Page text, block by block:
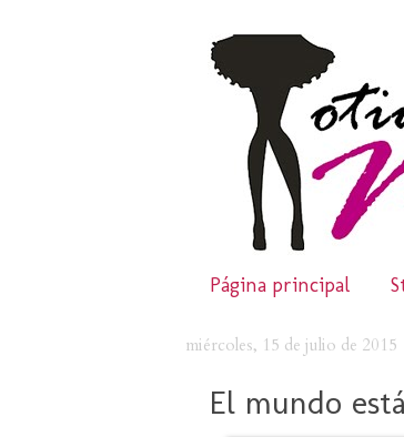
Página principal
miércoles, 15 de julio de 2015
El mundo